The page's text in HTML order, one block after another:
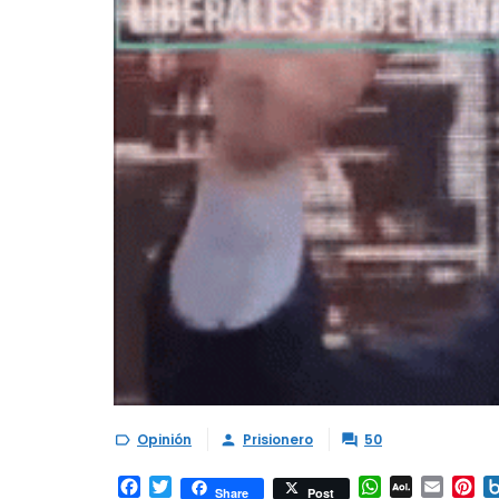
 Opinión  Prisionero  50
Facebook
TwitterShare Post WhatsApp
AOL Email